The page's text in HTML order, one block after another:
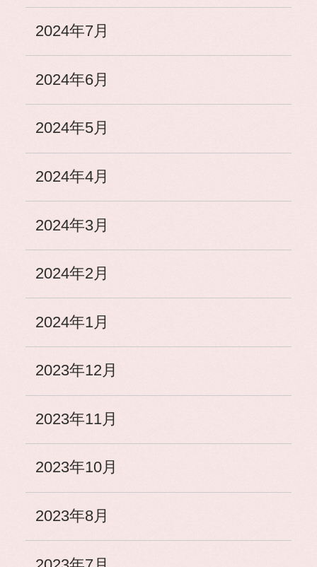
2024年7月
2024年6月
2024年5月
2024年4月
2024年3月
2024年2月
2024年1月
2023年12月
2023年11月
2023年10月
2023年8月